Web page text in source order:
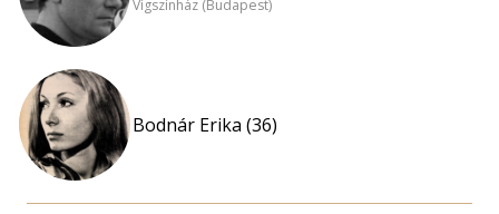
Vígszínház (Budapest)
Bodnár Erika (36)